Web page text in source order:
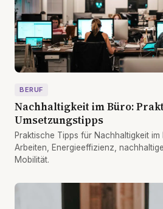
BERUF
Nachhaltigkeit im Büro:
Umsetzungstipps
Praktische Tipps für Nachhaltigkeit
Arbeiten, Energieeffizienz,
Mobilität.